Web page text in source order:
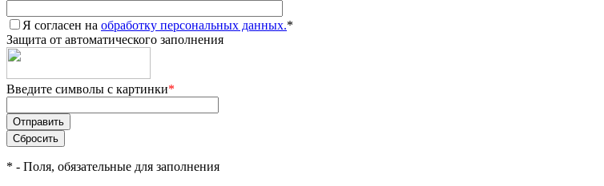
Я согласен на обработку персональных данных.*
Защита от автоматического заполнения
Введите символы с картинки*
* - Поля, обязательные для заполнения